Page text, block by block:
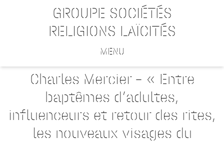
GROUPE SOCIÉTÉS
RELIGIONS LAÏCITÉS
MENU
Charles Mercier – « Entre
baptêmes d’adultes,
influenceurs et retour des rites,
les nouveaux visages du